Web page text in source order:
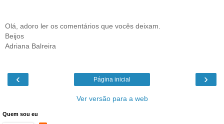
Olá, adoro ler os comentários que vocês deixam.
Beijos
Adriana Balreira
‹ ›
Página inicial
Ver versão para a web
Quem sou eu